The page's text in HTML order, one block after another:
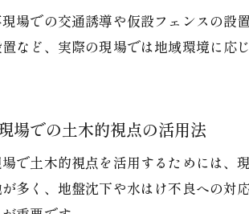
現場での交通誘導や仮設フェンスの
など、実際の現場では地域環境に応
場での土木的視点の活用法
で土木的視点を活用するためには、
多く、地盤沈下や水はけ不良への対